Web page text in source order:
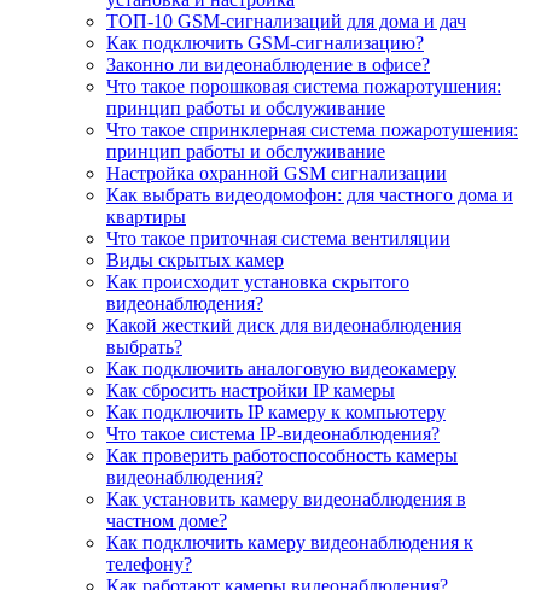
ТОП-10 GSM-сигнализаций для дома и дач
Как подключить GSM-сигнализацию?
Законно ли видеонаблюдение в офисе?
Что такое порошковая система пожаротушения:
принцип работы и обслуживание
Что такое спринклерная система пожаротушения:
принцип работы и обслуживание
Настройка охранной GSM сигнализации
Как выбрать видеодомофон: для частного дома и
квартиры
Что такое приточная система вентиляции
Виды скрытых камер
Как происходит установка скрытого
видеонаблюдения?
Какой жесткий диск для видеонаблюдения
выбрать?
Как подключить аналоговую видеокамеру
Как сбросить настройки IP камеры
Как подключить IP камеру к компьютеру
Что такое система IP-видеонаблюдения?
Как проверить работоспособность камеры
видеонаблюдения?
Как установить камеру видеонаблюдения в
частном доме?
Как подключить камеру видеонаблюдения к
телефону?
Как работают камеры видеонаблюдения?